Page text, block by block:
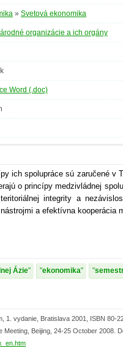
» Svetová ekonomika
organizácie a ich orgány
Word (.doc)
ich spolupráce sú zaručené v
o princípy medzivládnej
integrity a
a efektívna kooperácia
Ázie ekonomika
1. vydanie, Bratislava 2001, ISBN 80-
Meeting, Beijing, 24-25 October 2008.